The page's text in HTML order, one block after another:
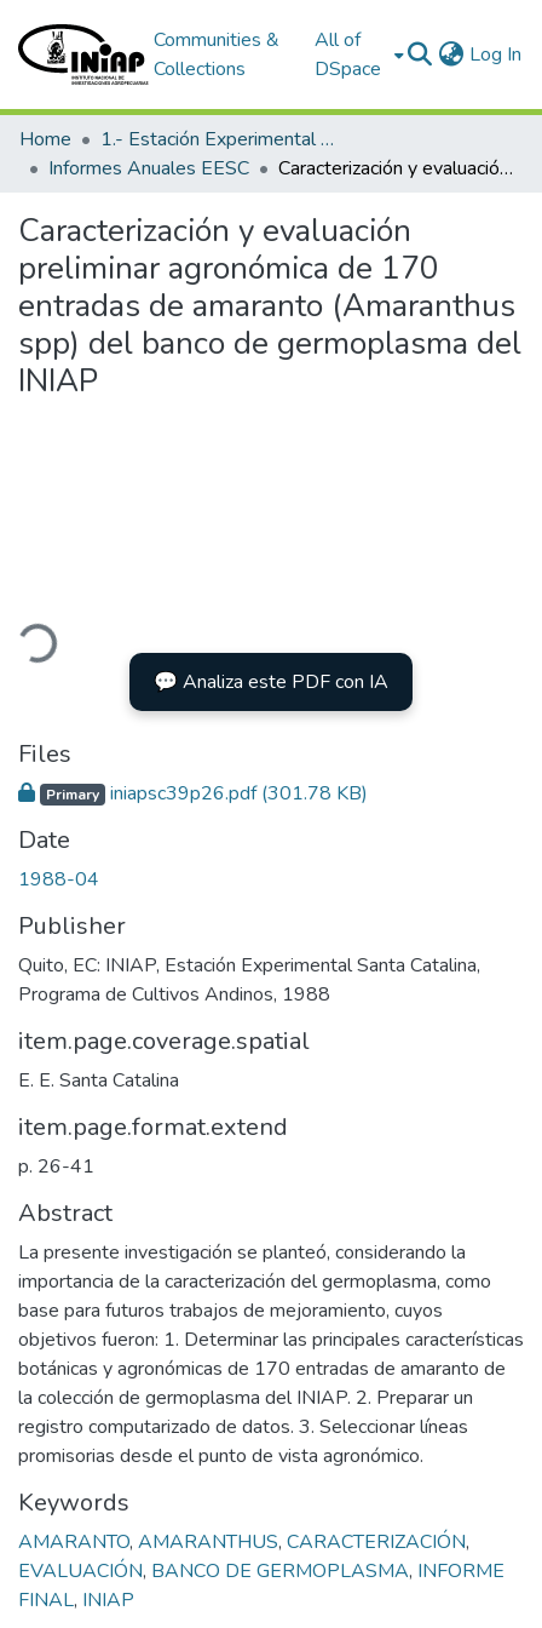
Communities &
Collections
All of
DSpace
Log In
Home
1.- Estación Experimental Santa Catalina
Informes Anuales EESC
Caracterización y evaluación preliminar agronómica de 170 entradas de amaranto (Amaranthus spp) del banco de germoplasma del INIAP
Caracterización y evaluación
preliminar agronómica de 170
entradas de amaranto (Amaranthus
spp) del banco de germoplasma del
INIAP
💬 Analiza este PDF con IA
Files
Primary iniapsc39p26.pdf(301.78 KB)
Date
1988-04
Publisher
Quito, EC: INIAP, Estación Experimental Santa Catalina,
Programa de Cultivos Andinos, 1988
item.page.coverage.spatial
E. E. Santa Catalina
item.page.format.extend
p. 26-41
Abstract
La presente investigación se planteó, considerando la
importancia de la caracterización del germoplasma, como
base para futuros trabajos de mejoramiento, cuyos
objetivos fueron: 1. Determinar las principales características
botánicas y agronómicas de 170 entradas de amaranto de
la colección de germoplasma del INIAP. 2. Preparar un
registro computarizado de datos. 3. Seleccionar líneas
promisorias desde el punto de vista agronómico.
Keywords
AMARANTO, AMARANTHUS, CARACTERIZACIÓN,
EVALUACIÓN, BANCO DE GERMOPLASMA, INFORME
FINAL, INIAP